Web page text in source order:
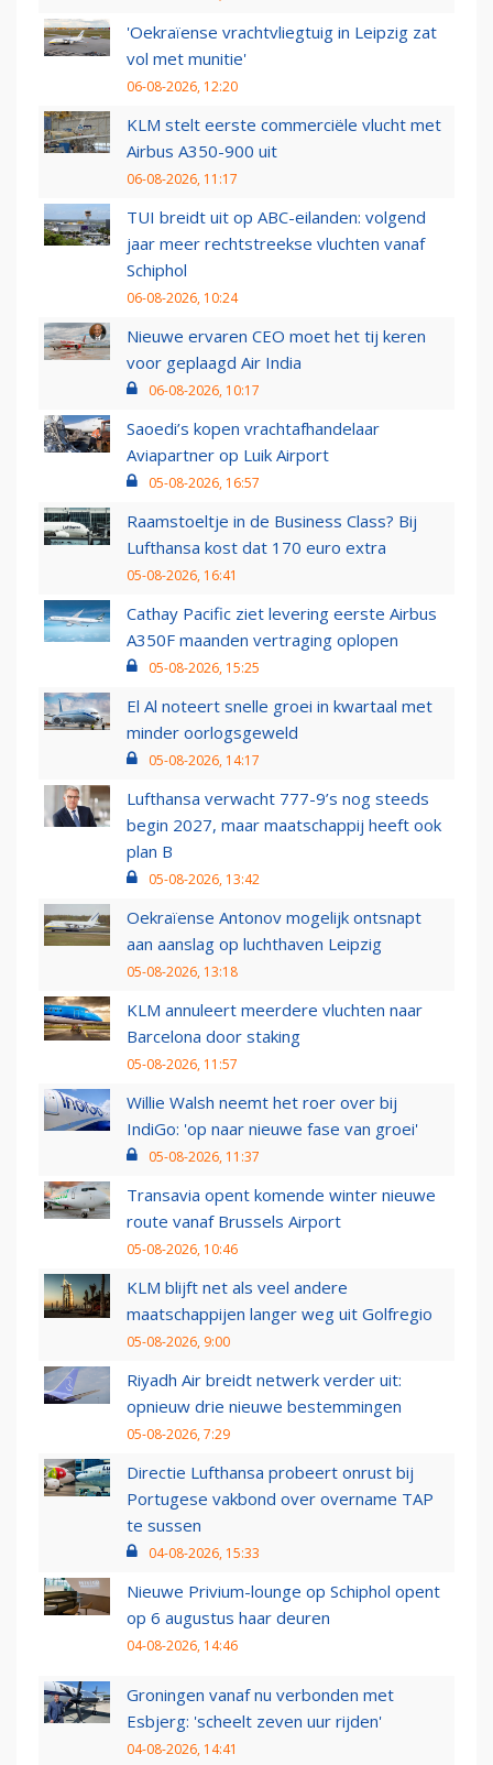
'Oekraïense vrachtvliegtuig in Leipzig zat
vol met munitie'
06-08-2026, 12:20
KLM stelt eerste commerciële vlucht met
Airbus A350-900 uit
06-08-2026, 11:17
TUI breidt uit op ABC-eilanden: volgend
jaar meer rechtstreekse vluchten vanaf
Schiphol
06-08-2026, 10:24
Nieuwe ervaren CEO moet het tij keren
voor geplaagd Air India
06-08-2026, 10:17
Saoedi’s kopen vrachtafhandelaar
Aviapartner op Luik Airport
05-08-2026, 16:57
Raamstoeltje in de Business Class? Bij
Lufthansa kost dat 170 euro extra
05-08-2026, 16:41
Cathay Pacific ziet levering eerste Airbus
A350F maanden vertraging oplopen
05-08-2026, 15:25
El Al noteert snelle groei in kwartaal met
minder oorlogsgeweld
05-08-2026, 14:17
Lufthansa verwacht 777-9’s nog steeds
begin 2027, maar maatschappij heeft ook
plan B
05-08-2026, 13:42
Oekraïense Antonov mogelijk ontsnapt
aan aanslag op luchthaven Leipzig
05-08-2026, 13:18
KLM annuleert meerdere vluchten naar
Barcelona door staking
05-08-2026, 11:57
Willie Walsh neemt het roer over bij
IndiGo: 'op naar nieuwe fase van groei'
05-08-2026, 11:37
Transavia opent komende winter nieuwe
route vanaf Brussels Airport
05-08-2026, 10:46
KLM blijft net als veel andere
maatschappijen langer weg uit Golfregio
05-08-2026, 9:00
Riyadh Air breidt netwerk verder uit:
opnieuw drie nieuwe bestemmingen
05-08-2026, 7:29
Directie Lufthansa probeert onrust bij
Portugese vakbond over overname TAP
te sussen
04-08-2026, 15:33
Nieuwe Privium-lounge op Schiphol opent
op 6 augustus haar deuren
04-08-2026, 14:46
Groningen vanaf nu verbonden met
Esbjerg: 'scheelt zeven uur rijden'
04-08-2026, 14:41